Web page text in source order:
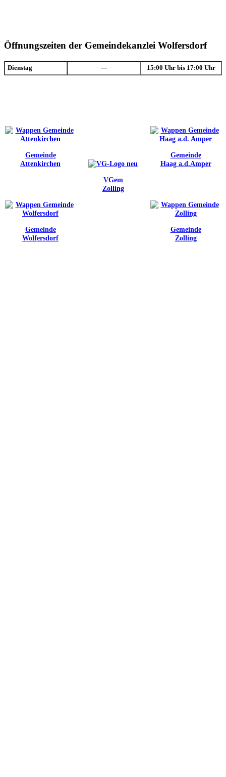
Öffnungszeiten der Gemeindekanzlei Wolfersdorf
Dienstag --- 15:00 Uhr bis 17:00 Uhr
Gemeinde
Attenkirchen
VGem
Zolling
Gemeinde
Haag a.d.Amper
Gemeinde
Wolfersdorf
Gemeinde
Zolling